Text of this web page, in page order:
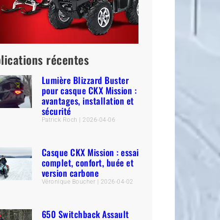
récentes
Lumière Blizzard Buster
pour casque CKX Mission :
avantages, installation et
sécurité
Patrick Roch 2026-04-06
Casque CKX Mission : essai
complet, confort, buée et
version carbone
Véronique Boucher 2026-04-02
650 Switchback Assault